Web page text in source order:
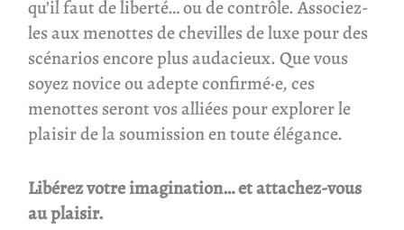
qu’il faut de liberté… ou de contrôle. Associez-
les aux menottes de chevilles de luxe pour des
scénarios encore plus audacieux. Que vous
soyez novice ou adepte confirmé·e, ces
menottes seront vos alliées pour explorer le
plaisir de la soumission en toute élégance.
Libérez votre imagination… et attachez-vous
au plaisir.